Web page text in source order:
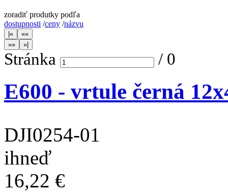
zoradiť produtky podľa
dostupnosti /ceny /názvu
Stránka / 0
E600 - vrtule černá
DJI0254-01
ihneď
16,22 €